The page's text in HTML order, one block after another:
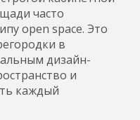
часто
open space. Это
в
дизайн-
и
каждый